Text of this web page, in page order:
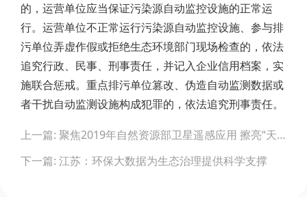
的，运营单位应当保证污染源自动监控设施的正常运
行。运营单位不正常运行污染源自动监控设施、参与排
污单位弄虚作假或拒绝生态环境部门现场检查的，依法
追究行政、民事、刑事责任，并记入企业信用档案，实
施联合惩戒。重点排污单位篡改、伪造自动监测数据或
者干扰自动监测设施构成犯罪的，依法追究刑事责任。
navigation
上一篇: 聚焦2019年自然资源部卫星遥感应用 擦亮“天眼”守望自然资源
下一篇: 江苏：环保大数据为生态治理提供科学支撑